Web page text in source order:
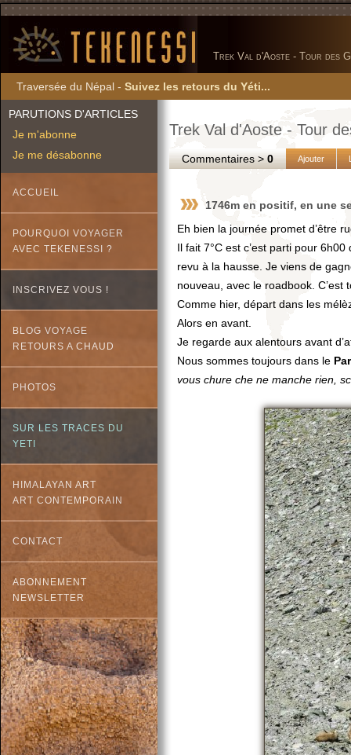
Trek Val d'Aoste - Tour des
Traversée du Népal - Suivez les retours du Yéti...
PARUTIONS D'ARTICLES
Je m'abonne
Je me désabonne
ACCUEIL
POURQUOI VOYAGER
AVEC TEKENESSI ?
INSCRIVEZ VOUS !
BLOG VOYAGE
RETOURS A CHAUD
PHOTOS
SUR LES TRACES DU
YETI
HIMALAYAN ART
ART CONTEMPORAIN
CONTACT
ABONNEMENT
NEWSLETTER
Trek Val d'Aoste - Tour
Commentaires >0 Ajouter
1746m en positif, en une
Eh bien la journée promet d’être
Il fait 7°C est c’est parti pour
revu à la hausse. Je viens de
nouveau, avec le roadbook.
Comme hier, départ dans les
Alors en avant.
Je regarde aux alentours avant
Nous sommes toujours dans le
vous chure che ne manche rien,